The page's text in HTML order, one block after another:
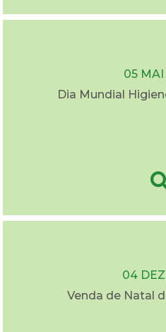
05 MAI
Dia Mundial
04
Venda de Natal